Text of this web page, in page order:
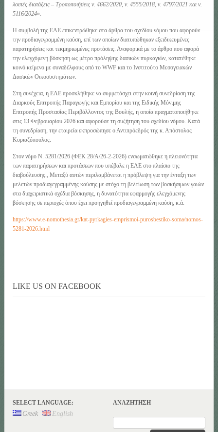
λοιπές διατάξεις – Τροποποιήσεις ν. 4662/2020, ν. 4555/2018, ν. 4797/2021 και ν.
5116/2024».
Η συμβολή της ΕΛΕ επικεντρώθηκε στα άρθρα του σχεδίου νόμου που αφορούν
την προδιαγεγραμμένη καύση, επί των οποίων διατυπώθηκαν εξειδικευμένες
παρατηρήσεις και τεκμηριωμένες προτάσεις. Αναφορικά με το άρθρο που αφορά
την ελεγχόμενη βόσκηση ως μέτρο πρόληψης δασικών πυρκαγιών, κατατέθηκε
κοινό κείμενο με συναδέλφους από το WWF και το Ινστιτούτο Μεσογειακών
Δασικών Οικοσυστημάτων.
Στη συνέχεια, η ΕΛΕ προσκλήθηκε να συμμετάσχει στην κοινή συνεδρίαση της
Διαρκούς Επιτροπής Παραγωγής και Εμπορίου και της Ειδικής Μόνιμης
Επιτροπής Προστασίας Περιβάλλοντος της Βουλής, η οποία πραγματοποιήθηκε
στις 13 Φεβρουαρίου 2026 και αφορούσε τη συζήτηση του σχεδίου νόμου. Κατά
τη συνεδρίαση, την εταιρεία εκπροσώπησε ο Αντιπρόεδρός της κ. Απόστολος
Κυριαζόπουλος.
Στον νόμο Ν. 5281/2026 (ΦΕΚ 28/A/26-2-2026) ενσωματώθηκε η πλειονότητα
των παρατηρήσεων και προτάσεων που υπέβαλε η ΕΛΕ στο πλαίσιο της
διαβούλευσης., Μεταξύ αυτών περιλαμβάνεται η πρόβλεψη για την ένταξη των
μελετών προδιαγεγραμμένης καύσης με στόχο τη βελτίωση των βοσκήσιμων γαιών
στα διαχειριστικά σχέδια βόσκησης, η δυνατότητα εφαρμογής ελεγχόμενης
βόσκησης σε περιοχές όπου έχει προηγηθεί προδιαγεγραμμένη καύση, κ.ά.
https://www.e-nomothesia.gr/kat-pyrkagies-emprismoi-purosbestiko-soma/nomos-
5281-2026.html
LIKE US ON FACEBOOK
SELECT LANGUAGE:
Greek English
ΑΝΑΖΉΤΗΣΗ